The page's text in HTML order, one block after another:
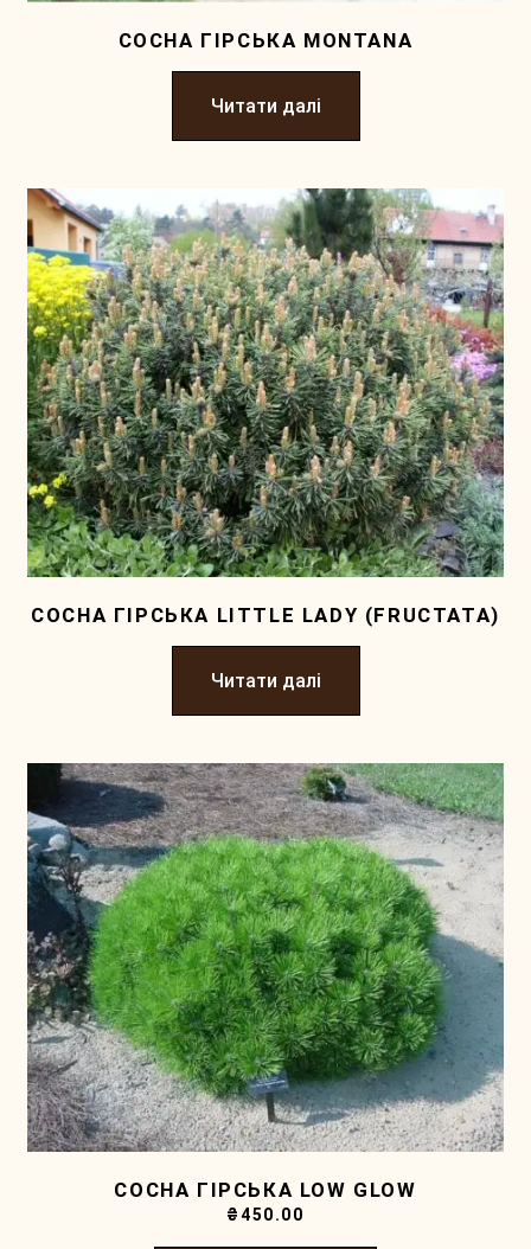
СОСНА ГІРСЬКА MONTANA
Читати далі
СОСНА ГІРСЬКА LITTLE LADY (FRUCTATA)
Читати далі
СОСНА ГІРСЬКА LOW GLOW
₴450.00